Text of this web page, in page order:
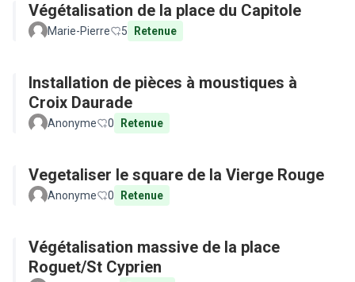
Végétalisation de la place du Capitole
Marie-Pierre 5 Retenue
Installation de pièces à moustiques à
Croix Daurade
Anonyme 0 Retenue
Vegetaliser le square de la Vierge Rouge
Anonyme 0 Retenue
Végétalisation massive de la place
Roguet/St Cyprien